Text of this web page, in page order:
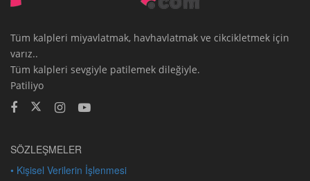
Tüm kalpleri miyavlatmak, havhavlatmak ve cikcikletmek için
varız..
Tüm kalpleri sevgiyle patilemek dileğiyle.
Patiliyo
SÖZLEŞMELER
• Kişisel Verilerin İşlenmesi